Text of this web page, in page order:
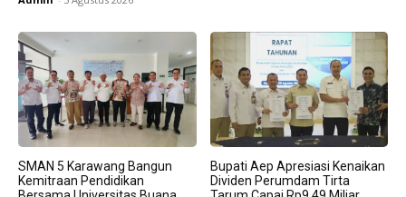
SMAN 5 Karawang Bangun
Kemitraan Pendidikan
Bupati Aep Apresiasi Kenaikan
Dividen Perumdam Tirta